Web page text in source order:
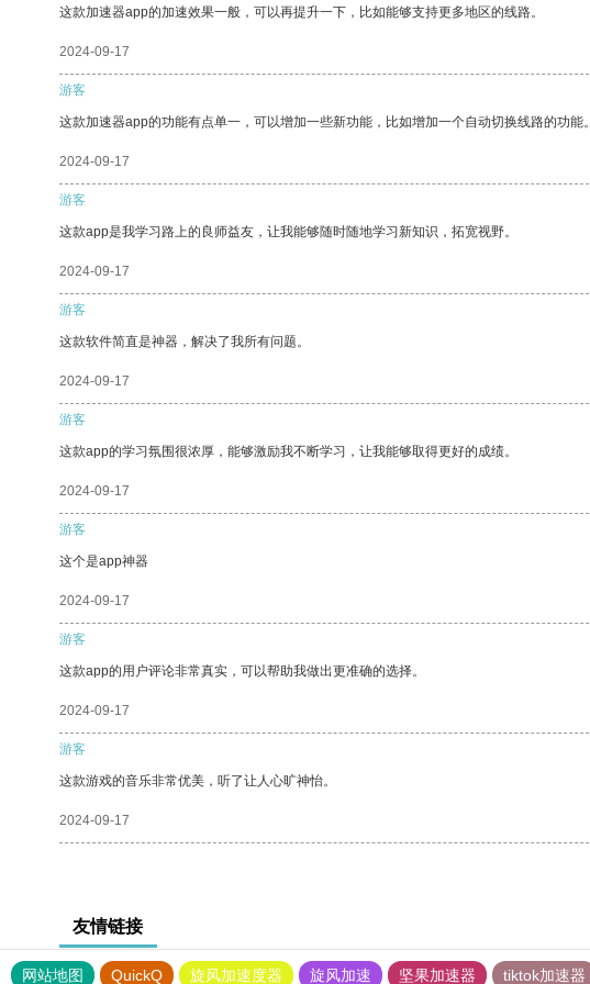
这款加速器app的加速效果一般，可以再提升一下，比如能够支持更多地区的线路。
2024-09-17
游客
这款加速器app的功能有点单一，可以增加一些新功能，比如增加一个自动切换线路的功能。
2024-09-17
游客
这款app是我学习路上的良师益友，让我能够随时随地学习新知识，拓宽视野。
2024-09-17
游客
这款软件简直是神器，解决了我所有问题。
2024-09-17
游客
这款app的学习氛围很浓厚，能够激励我不断学习，让我能够取得更好的成绩。
2024-09-17
游客
这个是app神器
2024-09-17
游客
这款app的用户评论非常真实，可以帮助我做出更准确的选择。
2024-09-17
游客
这款游戏的音乐非常优美，听了让人心旷神怡。
2024-09-17
友情链接
网站地图 QuickQ 旋风加速度器 旋风加速 坚果加速器 tiktok加速器